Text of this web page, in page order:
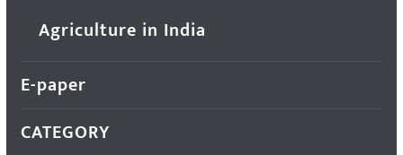
Agriculture in India
E-paper
CATEGORY